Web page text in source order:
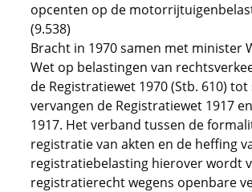
opcenten op de
(9.538)
Bracht in 1970 samen met minister
Wet op belastingen van
de Registratiewet 1970 (Stb. 610) tot
vervangen de Registratiewet 1917
1917. Het verband tussen de
registratie van akten en de heffing
registratiebelasting hierover wordt
registratierecht wegens openbare